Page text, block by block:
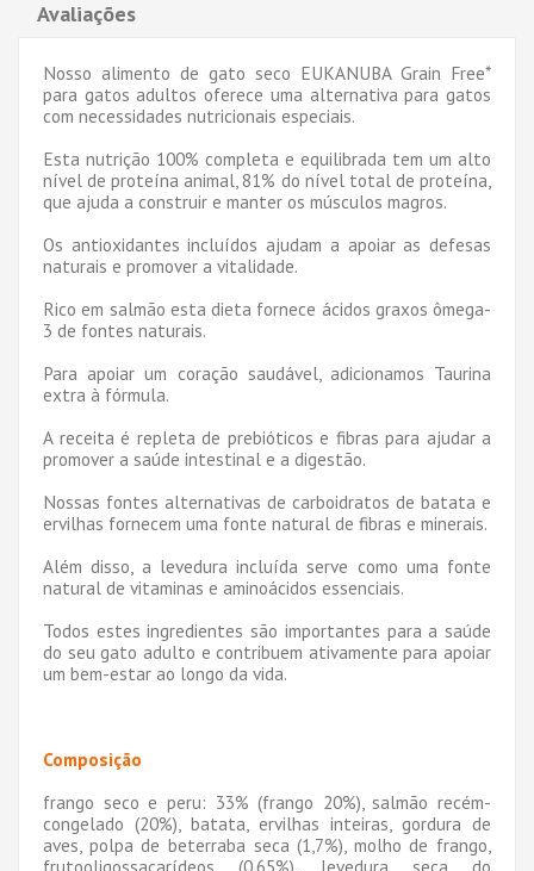
Avaliações
Nosso alimento de gato seco EUKANUBA Grain Free*
para gatos adultos oferece uma alternativa para gatos
com necessidades nutricionais especiais.
Esta nutrição 100% completa e equilibrada tem um alto
nível de proteína animal, 81% do nível total de proteína,
que ajuda a construir e manter os músculos magros.
Os antioxidantes incluídos ajudam a apoiar as defesas
naturais e promover a vitalidade.
Rico em salmão esta dieta fornece ácidos graxos ômega-
3 de fontes naturais.
Para apoiar um coração saudável, adicionamos Taurina
extra à fórmula.
A receita é repleta de prebióticos e fibras para ajudar a
promover a saúde intestinal e a digestão.
Nossas fontes alternativas de carboidratos de batata e
ervilhas fornecem uma fonte natural de fibras e minerais.
Além disso, a levedura incluída serve como uma fonte
natural de vitaminas e aminoácidos essenciais.
Todos estes ingredientes são importantes para a saúde
do seu gato adulto e contribuem ativamente para apoiar
um bem-estar ao longo da vida.
Composição
frango seco e peru: 33% (frango 20%), salmão recém-
congelado (20%), batata, ervilhas inteiras, gordura de
aves, polpa de beterraba seca (1,7%), molho de frango,